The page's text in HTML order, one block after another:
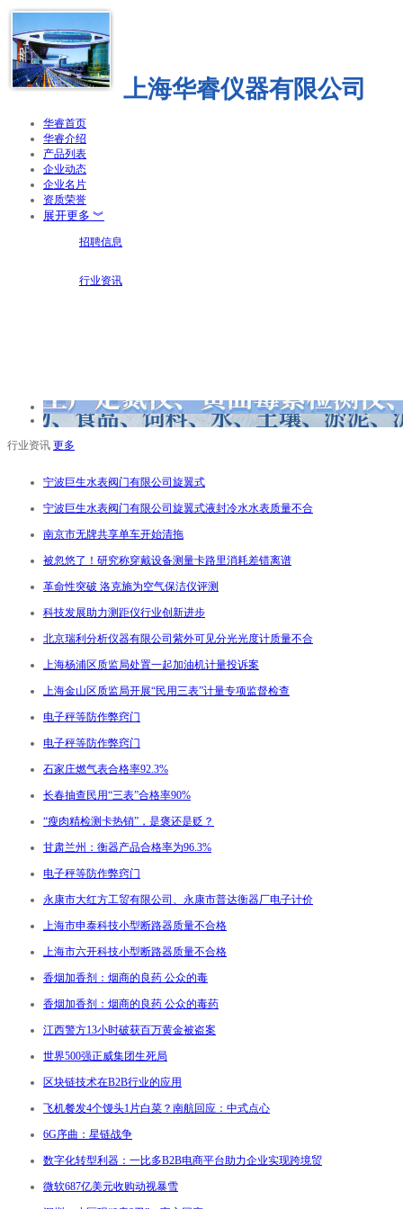
上海华睿仪器有限公司
华睿首页
华睿介绍
产品列表
企业动态
企业名片
资质荣誉
展开更多 ︾
招聘信息
行业资讯
行业资讯 更多
宁波巨生水表阀门有限公司旋翼式
宁波巨生水表阀门有限公司旋翼式液封冷水水表质量不合
南京市无牌共享单车开始清拖
被忽悠了！研究称穿戴设备测量卡路里消耗差错离谱
革命性突破 洛克施为空气保洁仪评测
科技发展助力测距仪行业创新进步
北京瑞利分析仪器有限公司紫外可见分光光度计质量不合
上海杨浦区质监局处置一起加油机计量投诉案
上海金山区质监局开展“民用三表”计量专项监督检查
电子秤等防作弊窍门
电子秤等防作弊窍门
石家庄燃气表合格率92.3%
长春抽查民用“三表”合格率90%
“瘦肉精检测卡热销”，是褒还是贬？
甘肃兰州：衡器产品合格率为96.3%
电子秤等防作弊窍门
永康市大红方工贸有限公司、永康市普达衡器厂电子计价
上海市申泰科技小型断路器质量不合格
上海市六开科技小型断路器质量不合格
香烟加香剂：烟商的良药 公众的毒
香烟加香剂：烟商的良药 公众的毒药
江西警方13小时破获百万黄金被盗案
世界500强正威集团生死局
区块链技术在B2B行业的应用
飞机餐发4个馒头1片白菜？南航回应：中式点心
6G序曲：星链战争
数字化转型利器：一比多B2B电商平台助力企业实现跨境贸
微软687亿美元收购动视暴雪